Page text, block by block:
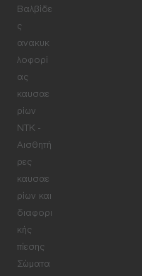
Βαλβίδε
ς
ανακυκ
λοφορί
ας
καυσαε
ρίων
NTK -
Αισθητή
ρες
καυσαε
ρίων και
διαφορι
κής
πίεσης
Σώματα